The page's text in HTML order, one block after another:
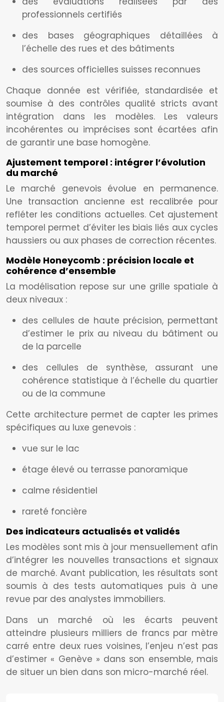
professionnels certifiés
des bases géographiques détaillées à
l’échelle des rues et des bâtiments
des sources officielles suisses reconnues
Chaque donnée est vérifiée, standardisée et
soumise à des contrôles qualité stricts avant
intégration dans les modèles. Les valeurs
incohérentes ou imprécises sont écartées afin
de garantir une base homogène.
Ajustement temporel : intégrer l’évolution
du marché
Le marché genevois évolue en permanence.
Une transaction ancienne est recalibrée pour
refléter les conditions actuelles. Cet ajustement
temporel permet d’éviter les biais liés aux cycles
haussiers ou aux phases de correction récentes.
Modèle Honeycomb : précision locale et
cohérence d’ensemble
La modélisation repose sur une grille spatiale à
deux niveaux :
des cellules de haute précision, permettant
d’estimer le prix au niveau du bâtiment ou
de la parcelle
des cellules de synthèse, assurant une
cohérence statistique à l’échelle du quartier
ou de la commune
Cette architecture permet de capter les primes
spécifiques au luxe genevois :
vue sur le lac
étage élevé ou terrasse panoramique
calme résidentiel
rareté foncière
Des indicateurs actualisés et validés
Les modèles sont mis à jour mensuellement afin
d’intégrer les nouvelles transactions et signaux
de marché. Avant publication, les résultats sont
soumis à des tests automatiques puis à une
revue par des analystes immobiliers.
Dans un marché où les écarts peuvent
atteindre plusieurs milliers de francs par mètre
carré entre deux rues voisines, l’enjeu n’est pas
d’estimer « Genève » dans son ensemble, mais
de situer un bien dans son micro-marché réel.